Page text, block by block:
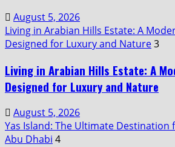
August 5, 2026
Living in Arabian Hills Estate: A
Designed for Luxury and Nature3
Living in Arabian Hills Estate: A
Designed for Luxury and Nature
August 5, 2026
Yas Island: The Ultimate Destination
Abu Dhabi 4